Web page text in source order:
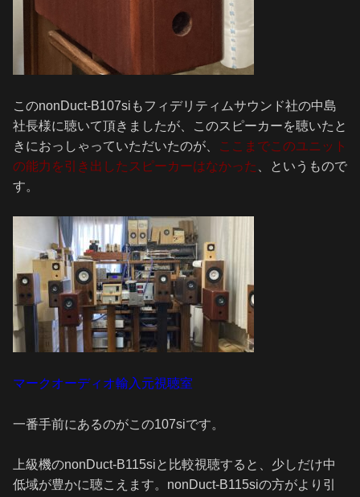
このnonDuct-B107siもフィデリティムサウンド社の中島
社長様に聴いて頂きましたが、このスピーカーを聴いたと
きにおっしゃっていただいたのが、
ここまでこのユニット
の能力を引き出したスピーカーはなかった
、というもので
す。
マークオーディオ輸入元視聴室
一番手前にあるのがこの107siです。
上級機のnonDuct-B115siと比較視聴すると、少しだけ中
低域が豊かに聴こえます。nonDuct-B115siの方がより引